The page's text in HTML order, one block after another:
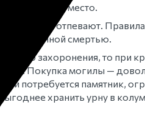
в одно место.
отпевают.
собственной смертью.
захоронения, то при
Покупка могилы —
потребуется памятник,
Выгоднее хранить урну в